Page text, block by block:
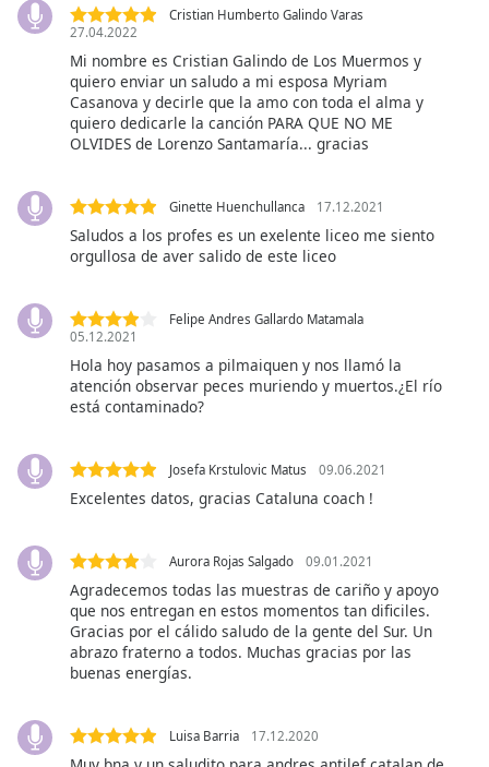
Text
Edge
Font
Family
Close
Modal
Dialog
dialog
window.
Cristian Humberto Galindo Varas
27.04.2022
Mi nombre es Cristian Galindo de Los Muermos y
quiero enviar un saludo a mi esposa Myriam
Casanova y decirle que la amo con toda el alma y
quiero dedicarle la canción PARA QUE NO ME
OLVIDES de Lorenzo Santamaría... gracias
Ginette Huenchullanca 17.12.2021
Saludos a los profes es un exelente liceo me siento
orgullosa de aver salido de este liceo
Felipe Andres Gallardo Matamala
05.12.2021
Hola hoy pasamos a pilmaiquen y nos llamó la
atención observar peces muriendo y muertos.¿El río
está contaminado?
Josefa Krstulovic Matus 09.06.2021
Excelentes datos, gracias Cataluna coach !
Aurora Rojas Salgado 09.01.2021
Agradecemos todas las muestras de cariño y apoyo
que nos entregan en estos momentos tan dificiles.
Gracias por el cálido saludo de la gente del Sur. Un
abrazo fraterno a todos. Muchas gracias por las
buenas energías.
Luisa Barria 17.12.2020